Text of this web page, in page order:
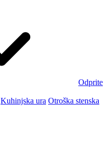
Odprite
Kuhinjska ura Otroška stenska